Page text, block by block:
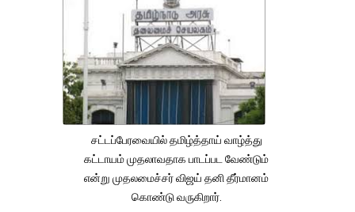
சட்டப்பேரவையில் தமிழ்த்தாய் வாழ்த்து
கட்டாயம் முதலாவதாக பாடப்பட வேண்டும்
என்று முதலமைச்சர் விஜய் தனி தீர்மானம்
கொண்டு வருகிறார்.